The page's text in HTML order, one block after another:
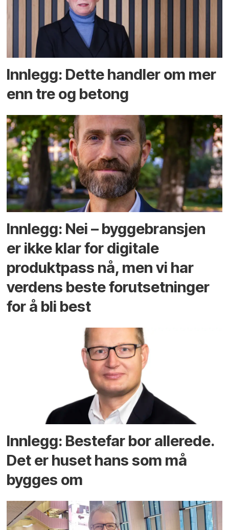
Innlegg: Dette handler om mer
enn tre og betong
Innlegg: Nei – byggebransjen
er ikke klar for digitale
produktpass nå, men vi har
verdens beste forutsetninger
for å bli best
Innlegg: Bestefar bor allerede.
Det er huset hans som må
bygges om